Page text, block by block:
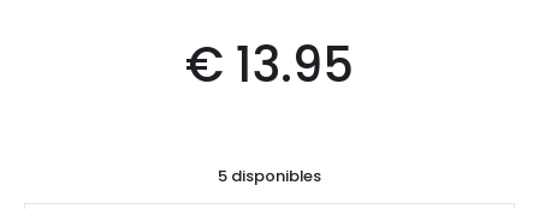
€ 13.95
5 disponibles